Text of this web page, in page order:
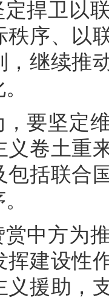
捍卫以
秩序、以
，继续推
要坚定
义卷土重
包括联合
中方为
挥建设性
义援助，